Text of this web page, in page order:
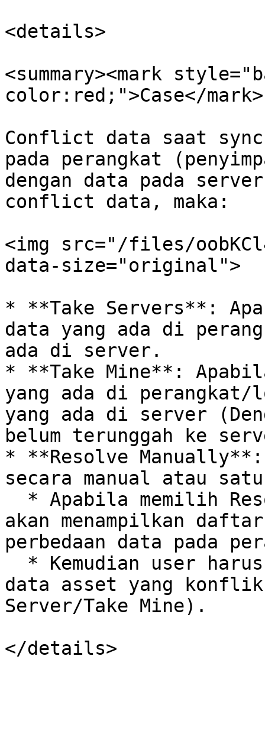
<details>
<summary><mark
color:red;">Case</
Conflict data saat
pada perangkat
dengan data pada
conflict data, maka:
<img src="/files/
data-size="original">
* **Take Servers**:
data yang ada di
ada di server.
* **Take Mine**:
yang ada di perangkat/
yang ada di server
belum terunggah ke
* **Resolve Manually**:
secara manual atau
akan menampilkan
perbedaan data pada
data asset yang
Server/Take Mine).